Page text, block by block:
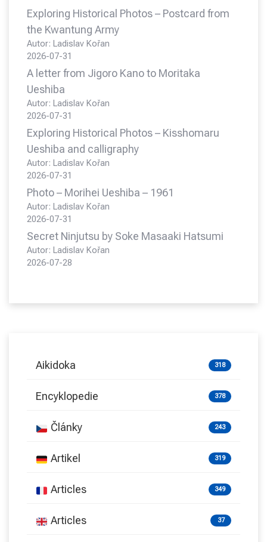
Exploring Historical Photos – Postcard from
the Kwantung Army
Autor: Ladislav Kořan
2026-07-31
A letter from Jigoro Kano to Moritaka
Ueshiba
Autor: Ladislav Kořan
2026-07-31
Exploring Historical Photos – Kisshomaru
Ueshiba and calligraphy
Autor: Ladislav Kořan
2026-07-31
Photo – Morihei Ueshiba – 1961
Autor: Ladislav Kořan
2026-07-31
Secret Ninjutsu by Soke Masaaki Hatsumi
Autor: Ladislav Kořan
2026-07-28
Aikidoka 318
Encyklopedie 378
Články 243
Artikel 319
Articles 349
Articles 37